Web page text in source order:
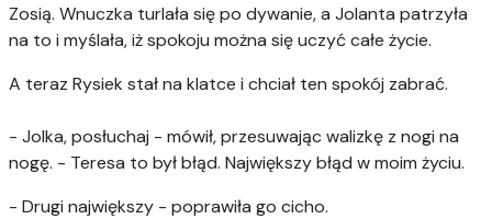
Zosią. Wnuczka turlała się po dywanie, a Jolanta patrzyła
na to i myślała, iż spokoju można się uczyć całe życie.
A teraz Rysiek stał na klatce i chciał ten spokój zabrać.
- Jolka, posłuchaj - mówił, przesuwając walizkę z nogi na
nogę. - Teresa to był błąd. Największy błąd w moim życiu.
- Drugi największy - poprawiła go cicho.